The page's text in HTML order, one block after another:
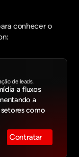
conhecer o
de leads.
a fluxos
a
como
Contratar